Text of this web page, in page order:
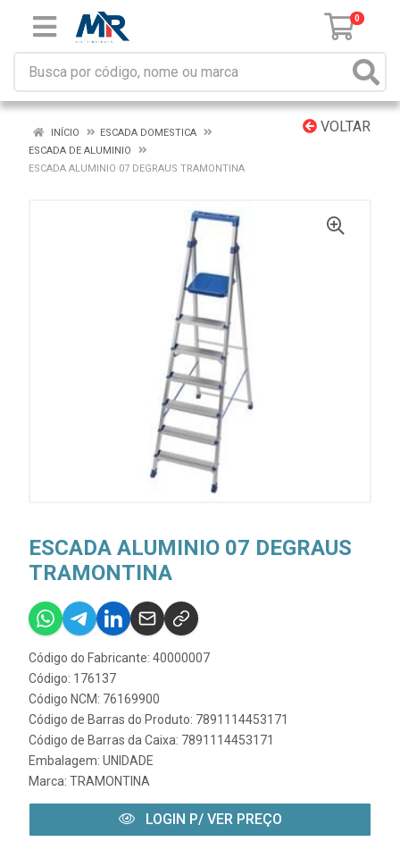
0
VOLTAR
INÍCIO
ESCADA DOMESTICA
ESCADA DE ALUMINIO
ESCADA ALUMINIO 07 DEGRAUS TRAMONTINA
ESCADA ALUMINIO 07 DEGRAUS
TRAMONTINA
Código do Fabricante: 40000007
Código: 176137
Código NCM: 76169900
Código de Barras do Produto: 7891114453171
Código de Barras da Caixa: 7891114453171
Embalagem: UNIDADE
Marca: TRAMONTINA
LOGIN P/ VER PREÇO